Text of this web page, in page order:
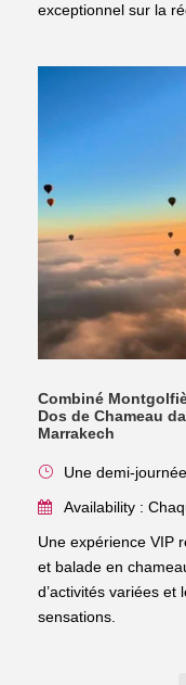
exceptionnel sur la
Combiné
Dos de Chameau
Marrakech
Une demi-journée
Availability :
Une expérience VIP
et balade en
d’activités variées et
sensations.